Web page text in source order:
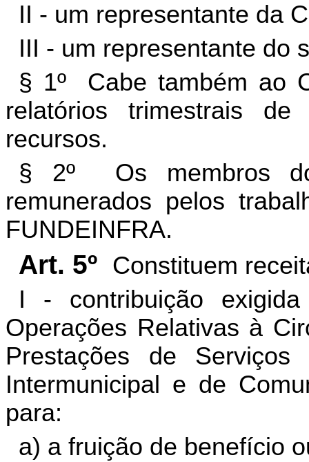
II - um representante da
III - um representante do
§ 1º Cabe também ao
relatórios trimestrais
recursos.
§ 2º Os membros
remunerados pelos
FUNDEINFRA.
Art. 5º Constituem
I - contribuição
Operações Relativas à
Prestações de
Intermunicipal e de
para:
a) a fruição de benefício